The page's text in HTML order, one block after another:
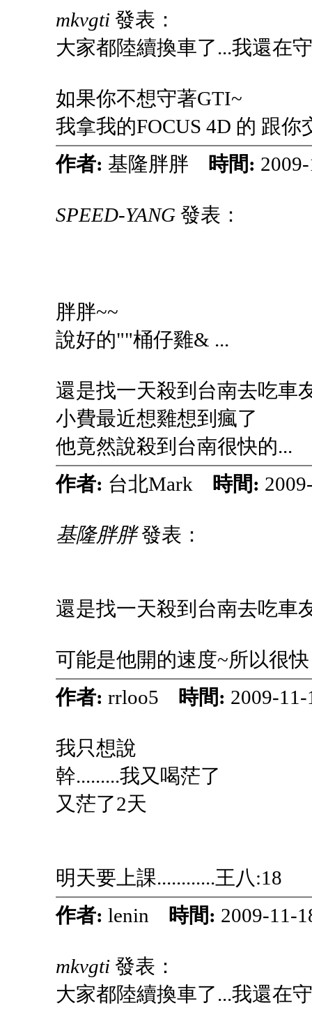
mkvgti 發表：
大家都陸續換車了...我還在
如果你不想守著GTI~
我拿我的FOCUS 4D 的 跟你
作者: 基隆胖胖 時間:
SPEED-YANG 發表：
胖胖~~
說好的""桶仔雞& ...
還是找一天殺到台南去吃車
小費最近想雞想到瘋了
他竟然說殺到台南很快的...
作者: 台北Mark 時間:
基隆胖胖發表：
還是找一天殺到台南去吃車
可能是他開的速度~所以很快
作者: rrloo5 時間: 2009-
我只想說
幹.........我又喝茫了
又茫了2天
明天要上課............王八:18
作者: lenin 時間: 2009-11-
mkvgti 發表：
大家都陸續換車了...我還在